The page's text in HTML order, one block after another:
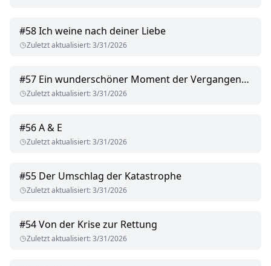
#58Ich weine nach deiner Liebe
Zuletzt aktualisiert:3/31/2026
#57 Ein wunderschöner Moment der Vergangenheit
Zuletzt aktualisiert:3/31/2026
#56A & E
Zuletzt aktualisiert:3/31/2026
#55 Der Umschlag der Katastrophe
Zuletzt aktualisiert:3/31/2026
#54Von der Krise zur Rettung
Zuletzt aktualisiert:3/31/2026